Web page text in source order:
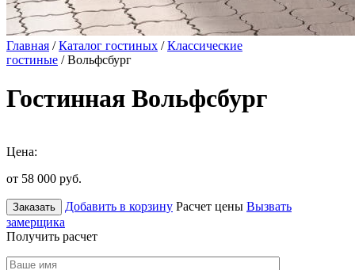
Главная /Каталог гостиных /Классические
гостиные / Вольфсбург
Гостинная Вольфсбург
Цена:
от 58 000 руб.
Заказать Добавить в корзину Расчет цены Вызвать
замерщика
Получить расчет